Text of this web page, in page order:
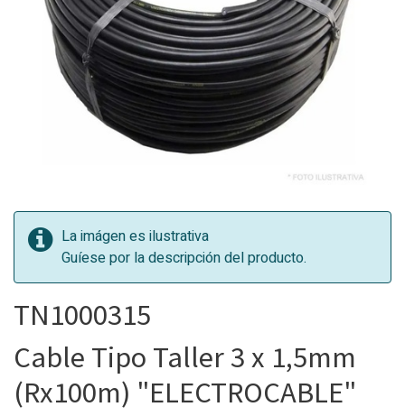
La imágen es ilustrativa
Guíese por la descripción del producto.
TN1000315
Cable Tipo Taller 3 x 1,5mm
(Rx100m) "ELECTROCABLE"